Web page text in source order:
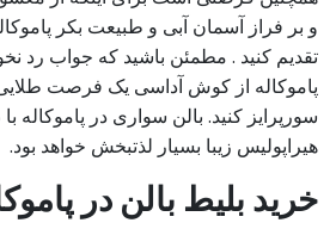
و بر فراز آسمان آبی و طبیعت بکر
تقدیم کنید . مطمئن باشید که جواب رد
پاموکاله از کوش آداسی یک فرصت
سورپرایز کنید. بالن سواری در پاموکاله
هیراپولیس زیبا بسیار لذتبخش خواهد بود.
خرید بلیط بالن در